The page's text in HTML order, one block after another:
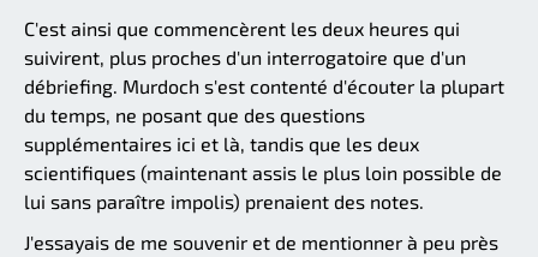
C'est ainsi que commencèrent les deux heures qui
suivirent, plus proches d'un interrogatoire que d'un
débriefing. Murdoch s'est contenté d'écouter la plupart
du temps, ne posant que des questions
supplémentaires ici et là, tandis que les deux
scientifiques (maintenant assis le plus loin possible de
lui sans paraître impolis) prenaient des notes.
J'essayais de me souvenir et de mentionner à peu près